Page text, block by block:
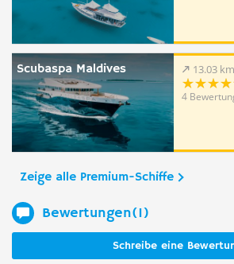
Scubaspa Maldives 13.03 km
4
Zeige alle Premium-Schiffe
Bewertungen(1)
Schreibe eine